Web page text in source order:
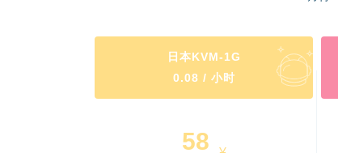
日本KVM-1G
0.08 / 小时
58